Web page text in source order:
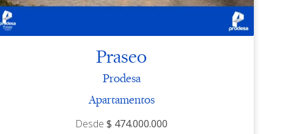
Praseo
Prodesa
Apartamentos
Desde$ 474.000.000